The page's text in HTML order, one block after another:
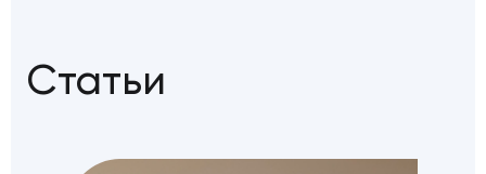
Статьи